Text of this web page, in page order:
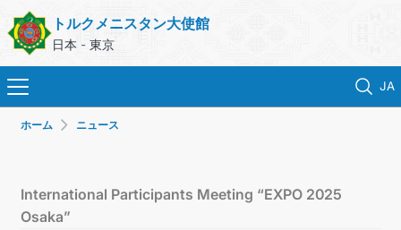
トルクメニスタン大使館
日本 - 東京
JA
ホーム ニュース
International Participants Meeting “EXPO 2025
Osaka”